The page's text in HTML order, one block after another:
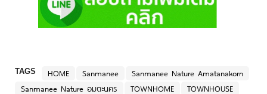
TAGS HOME Sanmanee
Sanmanee Nature Amatanakorn
Sanmanee Nature อมตะนคร
TOWNHOME
TOWNHOUSE